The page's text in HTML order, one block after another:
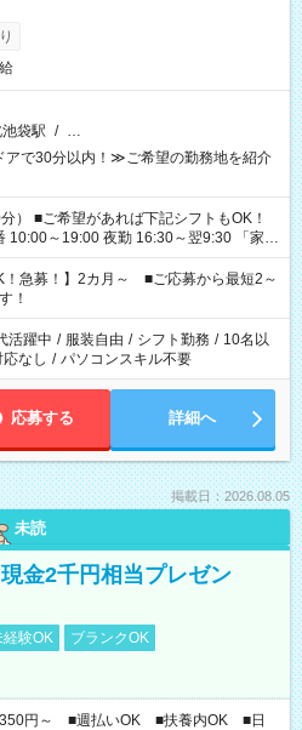
袋駅 / …
で30分以内！≫ご希望の勤務地を紹介
もOK！
～19:00 夜勤 16:30～翌9:30 「家族
「余裕を持って夕飯の準備がしたい」
くない」 など、ご希望を教えてください
勤務時間。 合計で週40時間を超える場
！急募！】2カ月～ ■ご応募から最短2～
！
活躍中 / 服装自由 / シフト勤務 / 10名以
なし / パソコンスキル不要
応募する 詳細へ
掲載日：2026.08.05
未読
金2千円相当プレゼン
験OK
ブランクOK
円～ ■週払いOK ■扶養内OK ■日